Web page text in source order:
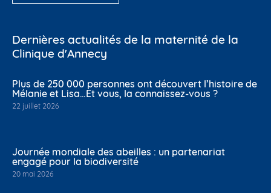
Dernières actualités de la maternité de la
Clinique d'Annecy
Plus de 250 000 personnes ont découvert l’histoire de
Mélanie et Lisa…Et vous, la connaissez-vous ?
22 juillet 2026
Journée mondiale des abeilles : un partenariat
engagé pour la biodiversité
20 mai 2026